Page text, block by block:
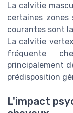
La calvitie
certaines zones
courantes sont
La calvitie
fréquente
principalement
prédisposition
L'impact